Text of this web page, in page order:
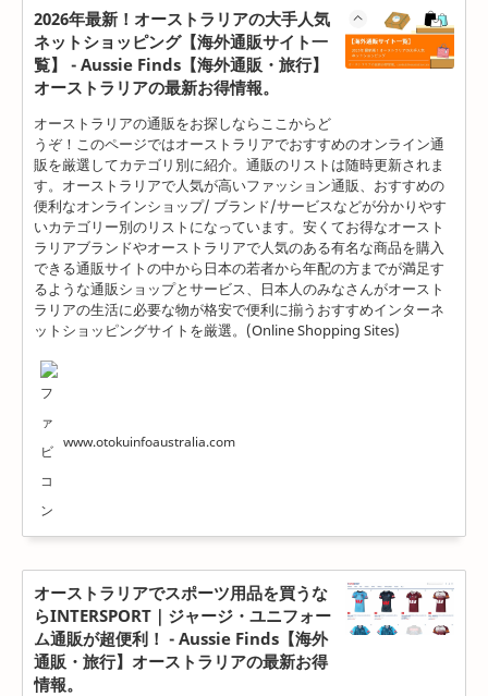
2026年最新！オーストラリアの大手人気
ネットショッピング【海外通販サイト一
覧】 - Aussie Finds【海外通販・旅行】
オーストラリアの最新お得情報。
オーストラリアの通販をお探しならここからど
うぞ！このページではオーストラリアでおすすめのオンライン通
販を厳選してカテゴリ別に紹介。通販のリストは随時更新されま
す。オーストラリアで人気が高いファッション通販、おすすめの
便利なオンラインショップ/ ブランド/サービスなどが分かりやす
いカテゴリー別のリストになっています。安くてお得なオースト
ラリアブランドやオーストラリアで人気のある有名な商品を購入
できる通販サイトの中から日本の若者から年配の方までが満足す
るような通販ショップとサービス、日本人のみなさんがオースト
ラリアの生活に必要な物が格安で便利に揃うおすすめインターネ
ットショッピングサイトを厳選。(Online Shopping Sites)
www.otokuinfoaustralia.com
オーストラリアでスポーツ用品を買うな
らINTERSPORT｜ジャージ・ユニフォー
ム通販が超便利！ - Aussie Finds【海外
通販・旅行】オーストラリアの最新お得
情報。